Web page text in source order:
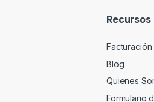
Recursos
Facturación
Blog
Quienes
Formulario